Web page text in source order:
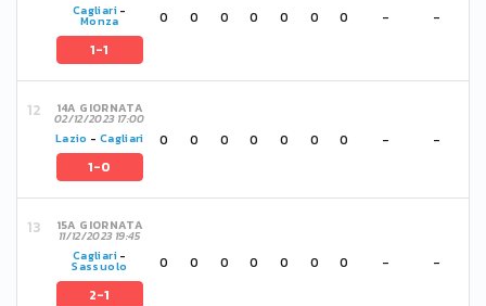
Cagliari-
Monza
1-1
0 0 0 0 0 0 0 - -
14A GIORNATA
02/12/2023 17:00
Lazio - Cagliari
1-0
0 0 0 0 0 0 0 - -
15A GIORNATA
11/12/2023 19:45
Cagliari-
Sassuolo
2-1
0 0 0 0 0 0 0 - -